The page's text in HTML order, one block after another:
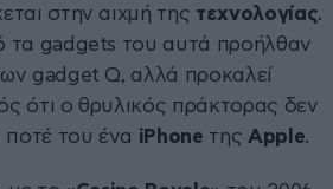
στην αιχμή της τεχνολογίας.
τα gadgets του αυτά προήλθαν
gadget Q, αλλά προκαλεί
ότι ο θρυλικός πράκτορας δεν
ποτέ του ένα iPhone της Apple.